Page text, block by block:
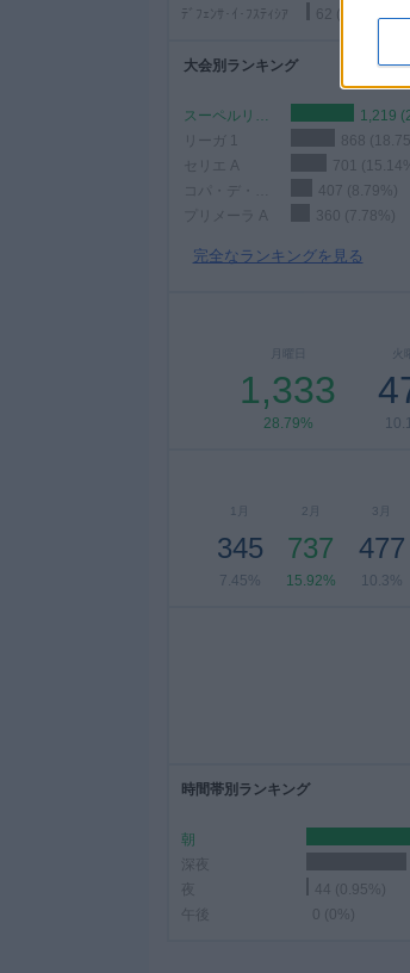
ﾃﾞﾌｪﾝｻ･ｲ･ﾌｽﾃｨｼｱ
62 (1.34%)
大会別ランキング
スーペルリーガ
1,219
リーガ 1
868
701
407 (8.79%)
プリメーラ A
360 (7.78%)
完全なランキングを見る
1,333
28.79%
1月
345
7.45%
2月
737
15.92%
3月
477
10.3%
時間帯別ランキング
朝
深夜
夜
44 (0.95%)
午後
0 (0%)